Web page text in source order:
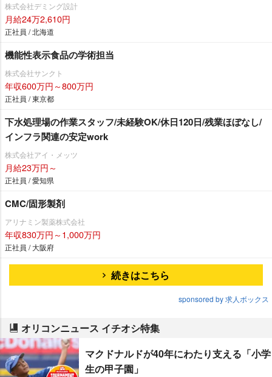
株式会社デミング設計
月給24万2,610円
正社員 / 北海道
機能性表示食品の学術担当
株式会社サンクト
年収600万円～800万円
正社員 / 東京都
下水処理場の作業スタッフ/未経験OK/休日120日/残業ほぼなし/
インフラ関連の安定work
株式会社アイ・メッツ
月給23万円～
正社員 / 愛知県
CMC/固形製剤
アリナミン製薬株式会社
年収830万円～1,000万円
正社員 / 大阪府
続きはこちら
sponsored by 求人ボックス
オリコンニュース イチオシ特集
マクドナルドが40年にわたり支える「小学
生の甲子園」